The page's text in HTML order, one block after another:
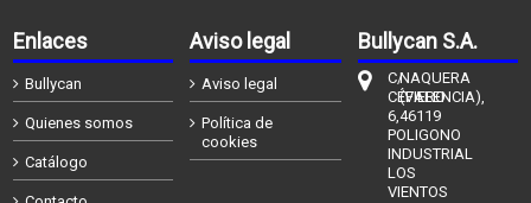
Enlaces
Bullycan
Quienes somos
Catálogo
Aviso legal
Aviso legal
Política de
cookies
Bullycan S.A.
C/
CÉFIERO
6,
POLIGONO
INDUSTRIAL
LOS
VIENTOS
NAQUERA
(VALENCIA),
46119